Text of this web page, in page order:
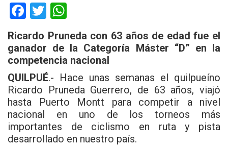
F
ce
b
o
o
k
T
wi
tt
er
at
s
A
p
p
Ricardo Pruneda con 63 años de edad fue el
ganador de la Categoría Máster “D” en la
competencia nacional
QUILPUÉ.- Hace unas semanas el quilpueíno
Ricardo Pruneda Guerrero, de 63 años, viajó
hasta Puerto Montt para competir a nivel
nacional en uno de los torneos más
importantes de ciclismo en ruta y pista
desarrollado en nuestro país.